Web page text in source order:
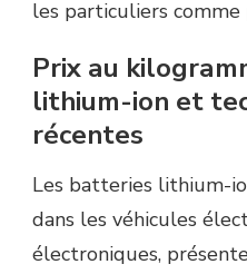
les particuliers
Prix au
lithium-ion et
récentes
Les batteries lithium-
dans les véhicules
électroniques,